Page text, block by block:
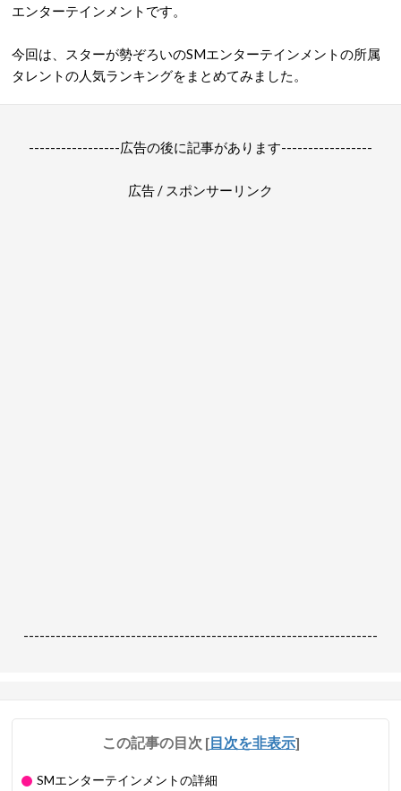
エンターテインメントです。
今回は、スターが勢ぞろいのSMエンターテインメントの所属
タレントの人気ランキングをまとめてみました。
-----------------広告の後に記事があります-----------------
広告 / スポンサーリンク
------------------------------------------------------------------
この記事の目次 [目次を非表示]
SMエンターテインメントの詳細